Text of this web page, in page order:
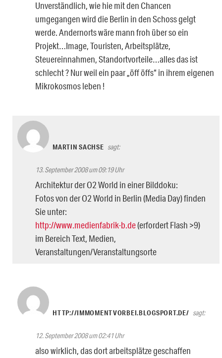
Unverständlich, wie hie mit den Chancen
umgegangen wird die Berlin in den Schoss gelgt
werde. Andernorts wäre mann froh über so ein
Projekt…Image, Touristen, Arbeitsplätze,
Steuereinnahmen, Standortvorteile…alles das ist
schlecht ? Nur weil ein paar „öff öffs“ in ihrem eigenen
Mikrokosmos leben !
MARTIN SACHSE sagt:
13. September 2008 um 09:19 Uhr
Architektur der O2 World in einer Bilddoku:
Fotos von der O2 World in Berlin (Media Day) finden
Sie unter:
http://www.medienfabrik-b.de(erfordert Flash >9)
im Bereich Text, Medien,
Veranstaltungen/Veranstaltungsorte
HTTP://IMMOMENTVORBEI.BLOGSPORT.DE/ sagt:
12. September 2008 um 02:41 Uhr
also wirklich, das dort arbeitsplätze geschaffen